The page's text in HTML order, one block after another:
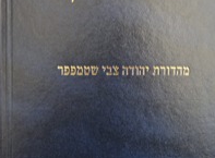
הנחת אתר ספר מודפס